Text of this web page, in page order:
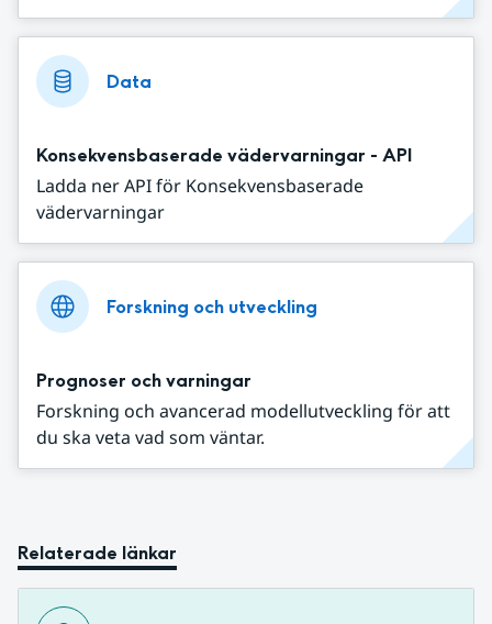
Data
Konsekvensbaserade vädervarningar - API
Ladda ner API för Konsekvensbaserade
vädervarningar
Forskning och utveckling
Prognoser och varningar
Forskning och avancerad modellutveckling för att
du ska veta vad som väntar.
Relaterade länkar